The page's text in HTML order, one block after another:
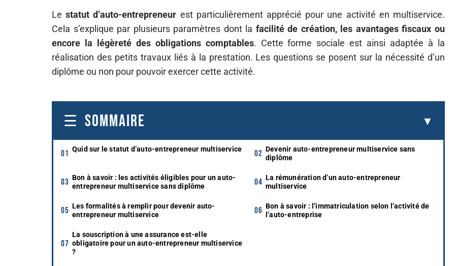
Lestatut d’auto-entrepreneur est particulièrement apprécié pour une activité en multiservice.
Cela s’explique par plusieurs paramètres dont la facilité de création, les avantages fiscaux ou
encore la légèreté des obligations comptables. Cette forme sociale est ainsi adaptée à la
réalisation des petits travaux liés à la prestation. Les questions se posent sur la nécessité d’un
diplôme ou non pour pouvoir exercer cette activité.
SOMMAIRE
Quid sur le statut d’auto-entrepreneur multiservice
Devenir auto-entrepreneur multiservice sans
diplôme
Bon à savoir : les activités éligibles pour un auto-
entrepreneur multiservice sans diplôme
La rémunération d’un auto-entrepreneur
multiservice
Les formalités à remplir pour devenir auto-
entrepreneur multiservice
Bon à savoir : l’immatriculation selon l’activité de
l’auto-entreprise
La souscription à une assurance est-elle
obligatoire pour un auto-entrepreneur multiservice
?